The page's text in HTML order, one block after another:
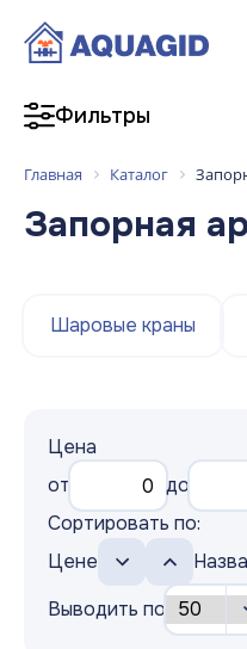
Фильтры
Главная Каталог
Запорная
Шаровые краны
Цена
от
до
Сортировать по:
Цене
Выводить по